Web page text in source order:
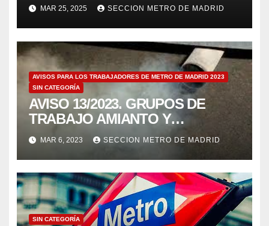
MAR 25, 2025 SECCION METRO DE MADRID
AVISOS PARA LOS TRABAJADORES DE METRO DE MADRID 2023
SIN CATEGORÍA
AVISO 13/2023. GRUPOS DE
TRABAJO AMIANTO Y
EMISIONES DE MOTORES
DIÉSEL 21/02/23.
MAR 6, 2023 SECCION METRO DE MADRID
SIN CATEGORÍA